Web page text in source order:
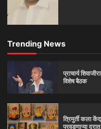
Trending News
प्राचार्य
विशेष बैठक
त्रिमुर्ती कला
परवडणाऱ्या